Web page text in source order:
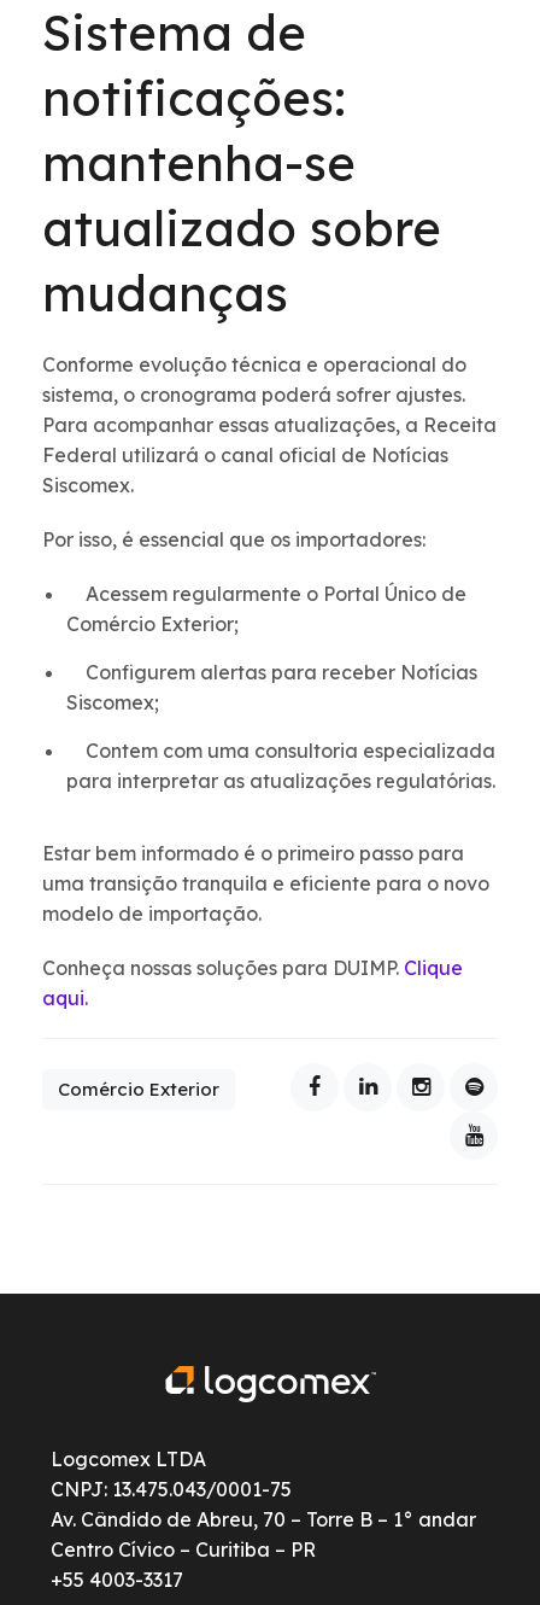
Sistema de
notificações:
mantenha-se
atualizado sobre
mudanças
Conforme evolução técnica e operacional do
sistema, o cronograma poderá sofrer ajustes.
Para acompanhar essas atualizações, a Receita
Federal utilizará o canal oficial de Notícias
Siscomex.
Por isso, é essencial que os importadores:
Acessem regularmente o Portal Único de
Comércio Exterior;
Configurem alertas para receber Notícias
Siscomex;
Contem com uma consultoria especializada
para interpretar as atualizações regulatórias.
Estar bem informado é o primeiro passo para
uma transição tranquila e eficiente para o novo
modelo de importação.
Conheça nossas soluções para DUIMP. Clique
aqui.
Comércio Exterior
Logcomex LTDA
CNPJ: 13.475.043/0001-75
Av. Cândido de Abreu, 70 – Torre B – 1° andar
Centro Cívico – Curitiba – PR
+55 4003-3317